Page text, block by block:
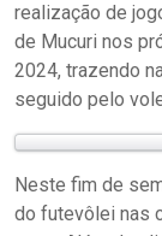
realização de
de Mucuri nos
2024, trazendo
seguido pelo
Neste fim de
do futevôlei nas